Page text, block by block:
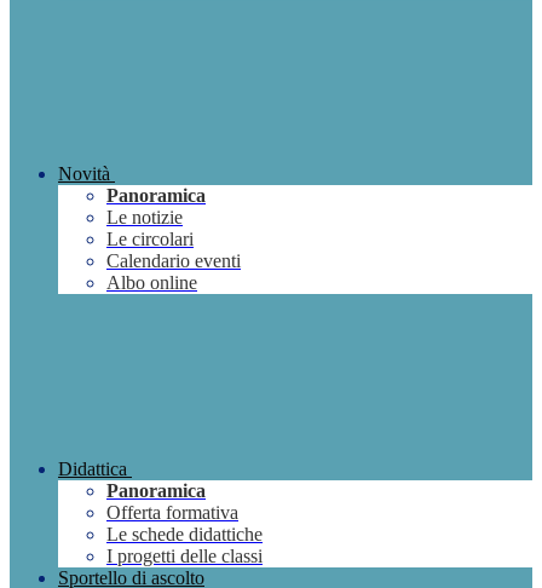
Novità
Panoramica
Le notizie
Le circolari
Calendario eventi
Albo online
Didattica
Panoramica
Offerta formativa
Le schede didattiche
I progetti delle classi
Sportello di ascolto